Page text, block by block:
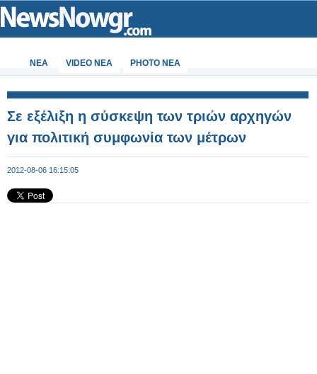
ΝΕΑ VIDEO NEA PHOTO NEA
Σε εξέλιξη η σύσκεψη των τριών αρχηγών
για πολιτική συμφωνία των μέτρων
2012-08-06 16:15:05